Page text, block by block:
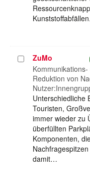
Projekt
auswählen
ZuMo
Reduktion von
Unterschiedliche
Touristen,
immer wieder zu
überfüllten
Komponenten,
damit…